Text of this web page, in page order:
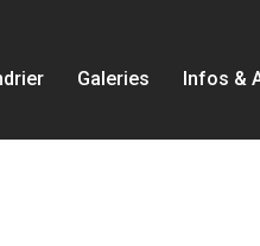
Galeries Infos &